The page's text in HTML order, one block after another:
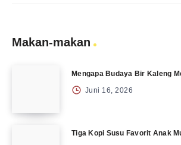
Makan-makan
Mengapa Budaya Bir Kaleng
Juni 16, 2026
Tiga Kopi Susu Favorit Anak